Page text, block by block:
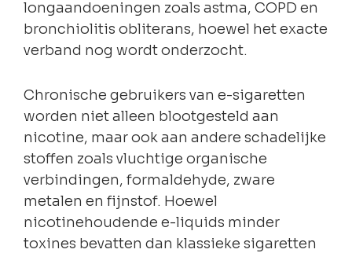
longaandoeningen zoals astma, COPD en
bronchiolitis obliterans, hoewel het exacte
verband nog wordt onderzocht.
Chronische gebruikers van e-sigaretten
worden niet alleen blootgesteld aan
nicotine, maar ook aan andere schadelijke
stoffen zoals vluchtige organische
verbindingen, formaldehyde, zware
metalen en fijnstof. Hoewel
nicotinehoudende e-liquids minder
toxines bevatten dan klassieke sigaretten